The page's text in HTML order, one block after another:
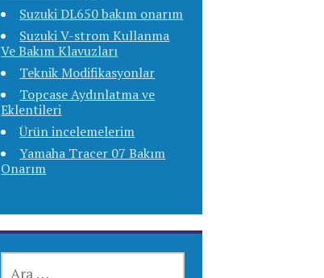
Suzuki DL650 bakım onarım
Suzuki V-strom Kullanma
Ve Bakım Klavuzları
Teknik Modifikasyonlar
Topcase Aydınlatma ve
Eklentileri
Ürün incelemelerim
Yamaha Tracer 07 Bakım
Onarım